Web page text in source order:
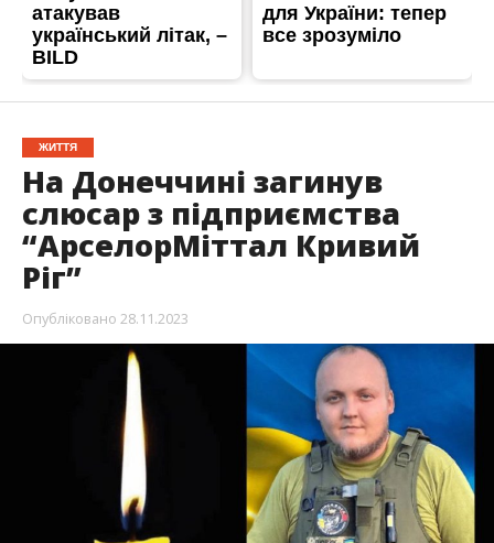
ЖИТТЯ
На Донеччині загинув
слюсар з підприємства
“АрселорМіттал Кривий
Ріг”
Опубліковано 28.11.2023